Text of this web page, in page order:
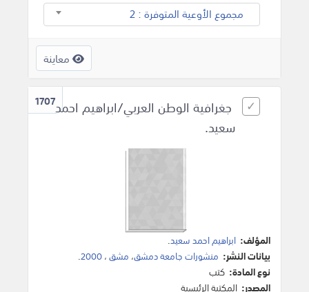
مجموع الأوعية المتوفرة : 2
معاينة
1707جغرافية الوطن العربي/ابراهيم احمد
سعيد.
المؤلف: ابراهيم احمد سعيد.
بيانات النشر: منشورات جامعة دمشق، مشق،2000
.
نوع المادة: كتب
المصدر: المكتبة الرئيسية